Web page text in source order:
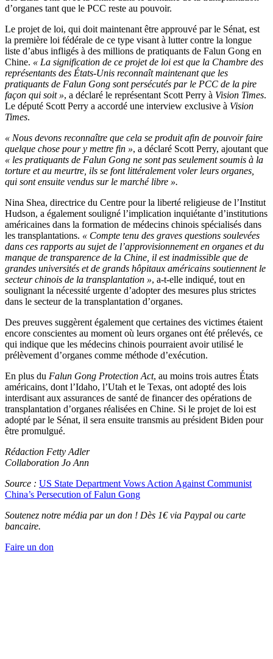
d’organes tant que le PCC reste au pouvoir.
Le projet de loi, qui doit maintenant être approuvé par le Sénat, est
la première loi fédérale de ce type visant à lutter contre la longue
liste d’abus infligés à des millions de pratiquants de Falun Gong en
Chine. « La signification de ce projet de loi est que la Chambre des
représentants des États-Unis reconnaît maintenant que les
pratiquants de Falun Gong sont persécutés par le PCC de la pire
façon qui soit », a déclaré le représentant Scott Perry à Vision Times.
Le député Scott Perry a accordé une interview exclusive à Vision
Times.
« Nous devons reconnaître que cela se produit afin de pouvoir faire
quelque chose pour y mettre fin », a déclaré Scott Perry, ajoutant que
« les pratiquants de Falun Gong ne sont pas seulement soumis à la
torture et au meurtre, ils se font littéralement voler leurs organes,
qui sont ensuite vendus sur le marché libre ».
Nina Shea, directrice du Centre pour la liberté religieuse de l’Institut
Hudson, a également souligné l’implication inquiétante d’institutions
américaines dans la formation de médecins chinois spécialisés dans
les transplantations. « Compte tenu des graves questions soulevées
dans ces rapports au sujet de l’approvisionnement en organes et du
manque de transparence de la Chine, il est inadmissible que de
grandes universités et de grands hôpitaux américains soutiennent le
secteur chinois de la transplantation », a-t-elle indiqué, tout en
soulignant la nécessité urgente d’adopter des mesures plus strictes
dans le secteur de la transplantation d’organes.
Des preuves suggèrent également que certaines des victimes étaient
encore conscientes au moment où leurs organes ont été prélevés, ce
qui indique que les médecins chinois pourraient avoir utilisé le
prélèvement d’organes comme méthode d’exécution.
En plus du Falun Gong Protection Act, au moins trois autres États
américains, dont l’Idaho, l’Utah et le Texas, ont adopté des lois
interdisant aux assurances de santé de financer des opérations de
transplantation d’organes réalisées en Chine. Si le projet de loi est
adopté par le Sénat, il sera ensuite transmis au président Biden pour
être promulgué.
Rédaction Fetty Adler
Collaboration Jo Ann
Source : US State Department Vows Action Against Communist
China’s Persecution of Falun Gong
Soutenez notre média par un don ! Dès 1€ via Paypal ou carte
bancaire.
Faire un don